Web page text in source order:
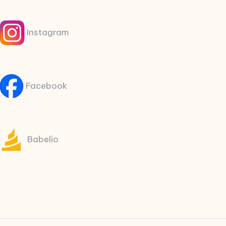
Instagram
Facebook
Babelio